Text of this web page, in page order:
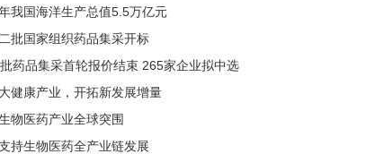
年我国海洋生产总值5.5万亿元
批国家组织药品集采开标
药品集采首轮报价结束 265家企业拟中选
健康产业，开拓新发展增量
物医药产业全球突围
持生物医药全产业链发展